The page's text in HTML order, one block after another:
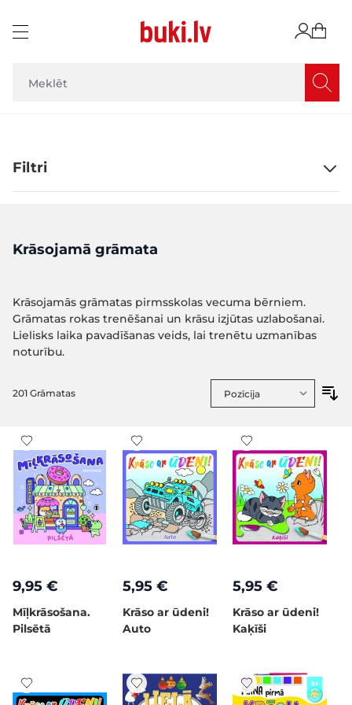
Filtri
Krāsojamā grāmata
Krāsojamās grāmatas pirmsskolas vecuma bērniem.
Grāmatas rokas trenēšanai un krāsu izjūtas uzlabošanai.
Lielisks laika pavadīšanas veids, lai trenētu uzmanības
noturību.
201 Grāmatas
9,95 €
Mīļkrāsošana.
Pilsētā
5,95 €
Krāso ar ūdeni!
Auto
5,95 €
Krāso ar ūdeni!
Kaķīši